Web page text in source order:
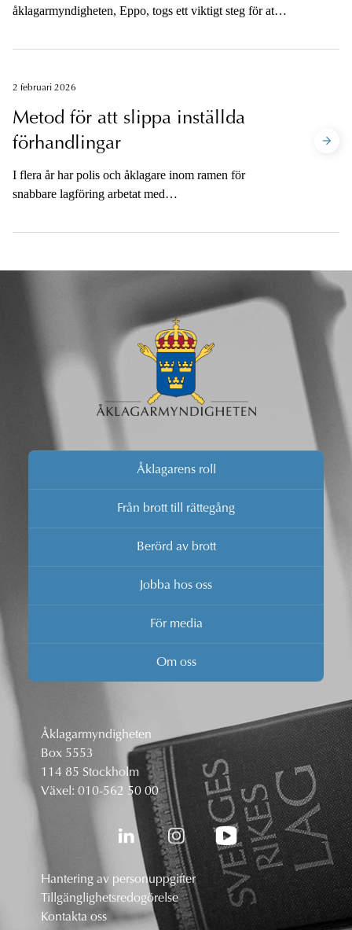
åklagarmyndigheten, Eppo, togs ett viktigt steg för att
intressen. Martin Bresman är Sveriges första europeiska
ytterligare två europeiska delegerade åklagare har sin
2 februari 2026
Metod för att slippa inställda
förhandlingar
I flera år har polis och åklagare inom ramen för
snabbare lagföring arbetat med
domstol, åklagare och polis i Uddevalla lagt grunden
långsiktiga målet är att färre rättegångar ställs in.
Åklagarens roll
Från brott till rättegång
Berörd av brott
Jobba hos oss
För media
Om oss
Åklagarmyndigheten
Box 5553
114 85 Stockholm
Växel: 010-562 50 00
Hantering av personuppgifter
Tillgänglighetsredogörelse
Kontakta oss